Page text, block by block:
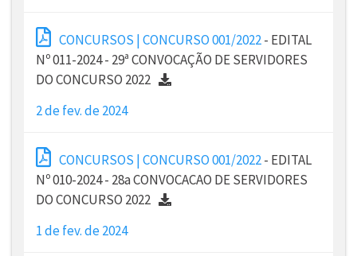
CONCURSOS | CONCURSO 001/2022- EDITAL
Nº 011-2024 - 29ª CONVOCAÇÃO DE SERVIDORES
DO CONCURSO 2022
2 de fev. de 2024
CONCURSOS | CONCURSO 001/2022- EDITAL
Nº 010-2024 - 28a CONVOCACAO DE SERVIDORES
DO CONCURSO 2022
1 de fev. de 2024